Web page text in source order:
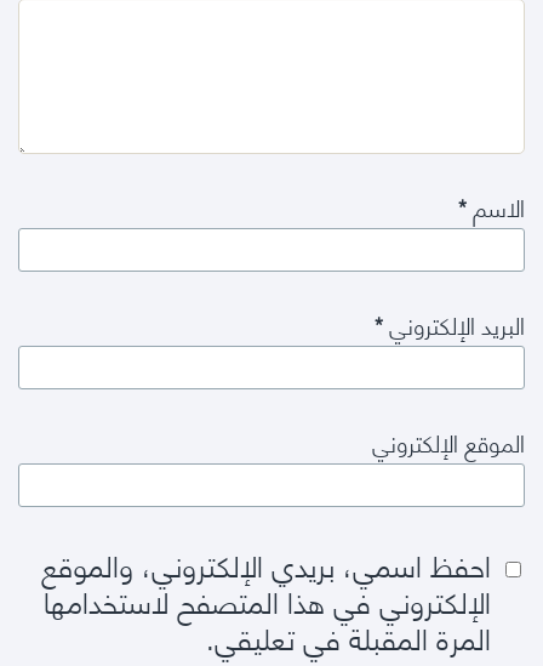
الاسم*
البريد الإلكتروني*
الموقع الإلكتروني
احفظ اسمي، بريدي الإلكتروني، والموقع
الإلكتروني في هذا المتصفح لاستخدامها
المرة المقبلة في تعليقي.